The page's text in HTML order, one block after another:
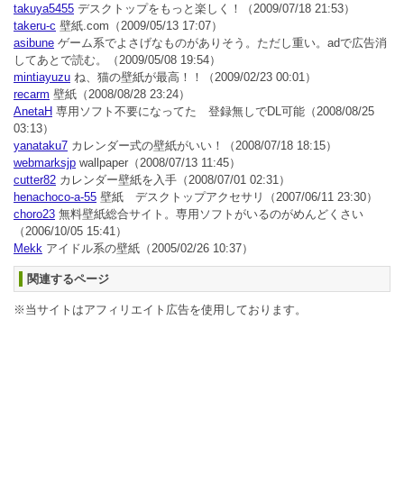
takuya5455 デスクトップをもっと楽しく！
（2009/07/18 21:53）
takeru-c 壁紙.com （2009/05/13 17:07）
asibune ゲーム系でよさげなものがありそう。ただし重い。adで広告消
してあとで読む。
（2009/05/08 19:54）
mintiayuzu ね、猫の壁紙が最高！！
（2009/02/23 00:01）
recarm 壁紙 （2008/08/28 23:24）
AnetaH 専用ソフト不要になってた 登録無しでDL可能 （2008/08/25
03:13）
yanataku7 カレンダー式の壁紙がいい！
（2008/07/18 18:15）
webmarksjp wallpaper （2008/07/13 11:45）
cutter82 カレンダー壁紙を入手 （2008/07/01 02:31）
henachoco-a-55 壁紙 デスクトップアクセサリ
（2007/06/11 23:30）
choro23 無料壁紙総合サイト。専用ソフトがいるのがめんどくさい
（2006/10/05 15:41）
Mekk アイドル系の壁紙 （2005/02/26 10:37）
関連するページ
※当サイトはアフィリエイト広告を使用しております。